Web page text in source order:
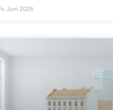
4. Juni 2026